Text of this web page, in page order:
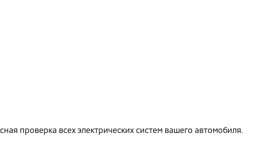
проверка всех электрических систем вашего автомобиля.